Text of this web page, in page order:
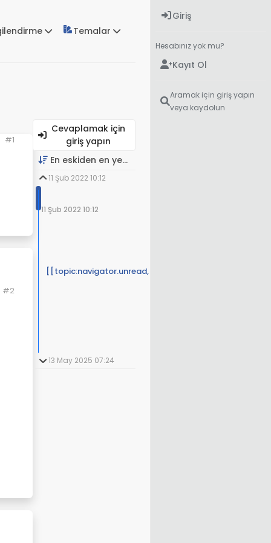
Temalar
#1
#2
Cevaplamak için
giriş yapın
En eskiden en yeniye
11 Şub 2022 10:12
11 Şub 2022 10:12
[[topic:navigator.unread, 357]]
13 May 2025 07:24
Giriş
Hesabınız yok mu?
Kayıt Ol
Aramak için giriş yapın
veya kaydolun